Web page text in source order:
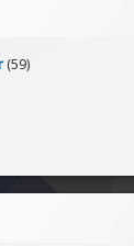
(59)